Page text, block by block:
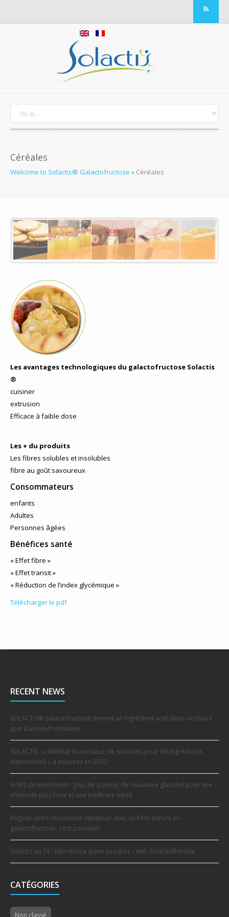
Céréales
Welcome to Solactis® Galactofructose » Céréales
Les avantages technologiques du galactofructose Solactis
®
cuisiner
extrusion
Efficace à faible dose
Les + du produits
Les fibres solubles et insolubles
fibre au goût savoureux
Consommateurs
enfants
Adultes
Personnes âgées
Bénéfices santé
« Effet fibre »
« Effet transit »
« Réduction de l’index glycémique »
Télécharger le pdf
RECENT NEWS
SOLACTIS® Galactofructose devient un ingrédient actif dans «Activia »
(par Danone/Pulmuone)
SOLACTIS : « Meilleur fournisseur de solutions pour les ingrédients
nutritionnels » à nouveau en 2022
Actifs du microbiote : plus de science, de nouveaux glucides pour une
immunité plus forte et une meilleure santé
Réguler votre microbiote intestinal: avec un Kéfir enrichi en
galactofructose, c’est possible!
Solactis on TV : Microbiota active product – with Solactis® inside.
CATÉGORIES
Non classé